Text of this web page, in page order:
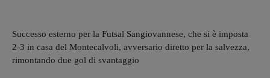
Successo esterno per la Futsal Sangiovannese, che si è imposta
2-3 in casa del Montecalvoli, avversario diretto per la salvezza,
rimontando due gol di svantaggio